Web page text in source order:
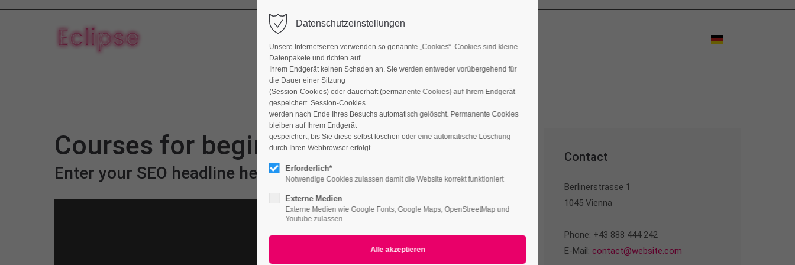
Courses for beginners
Enter your SEO headline here
Lorem ipsum dolor sit amet,
consectetuer adipiscing elit.
commodo ligula eget dolor. Aenean massa.
Cum sociis natoque penatibus et magnis dis
Contact
Berlinerstrasse 1
1045 Vienna
Phone: +43 888 444 242
E-Mail: contact@website.com
Datenschutzeinstellungen
Unsere Internetseiten verwenden so genannte „Cookies“. Cookies sind kleine
Datenpakete und richten auf
Ihrem Endgerät keinen Schaden an. Sie werden entweder vorübergehend für
die Dauer einer Sitzung
(Session-Cookies) oder dauerhaft (permanente Cookies) auf Ihrem Endgerät
gespeichert. Session-Cookies
werden nach Ende Ihres Besuchs automatisch gelöscht. Permanente Cookies
bleiben auf Ihrem Endgerät
gespeichert, bis Sie diese selbst löschen oder eine automatische Löschung
durch Ihren Webbrowser erfolgt.
Erforderlich*
Notwendige Cookies zulassen damit die Website korrekt funktioniert
Externe Medien
Externe Medien wie Google Fonts, Google Maps, OpenStreetMap und
Youtube zulassen